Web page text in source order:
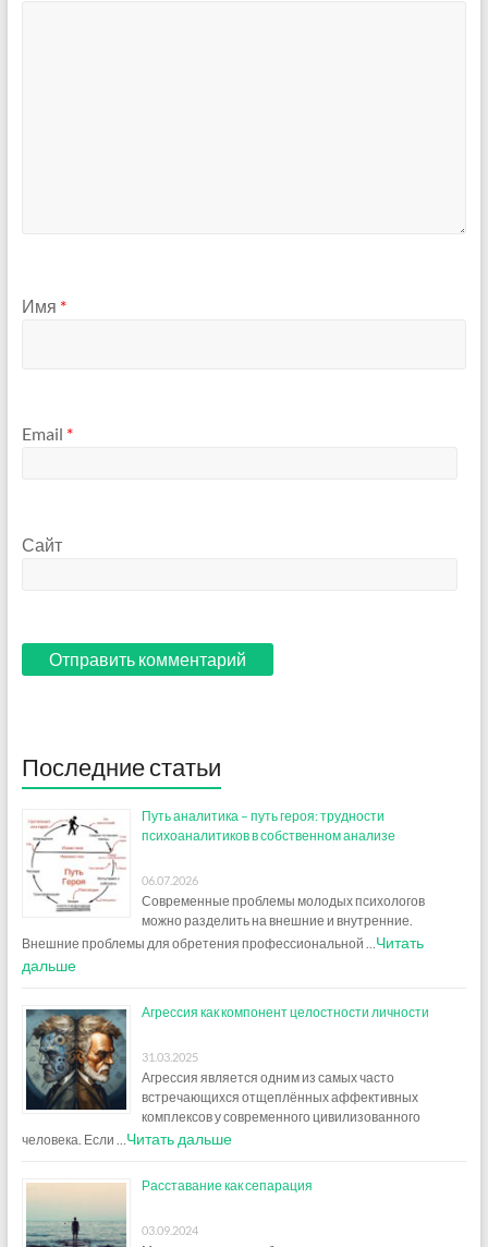
Имя *
Email *
Сайт
Последние статьи
Путь аналитика – путь героя: трудности
психоаналитиков в собственном анализе
06.07.2026
Современные проблемы молодых психологов
можно разделить на внешние и внутренние.
Внешние проблемы для обретения профессиональной …Читать
дальше
Агрессия как компонент целостности личности
31.03.2025
Агрессия является одним из самых часто
встречающихся отщеплённых аффективных
комплексов у современного цивилизованного
человека. Если …Читать дальше
Расставание как сепарация
03.09.2024